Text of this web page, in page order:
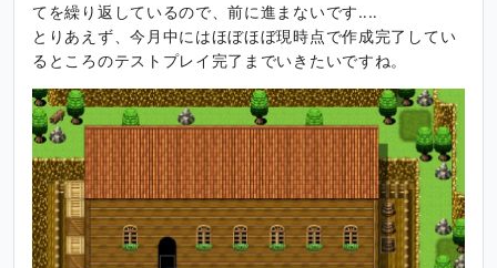
てを繰り返しているので、前に進まないです‥‥
とりあえず、今月中にはほぼほぼ現時点で作成完了してい
るところのテストプレイ完了までいきたいですね。